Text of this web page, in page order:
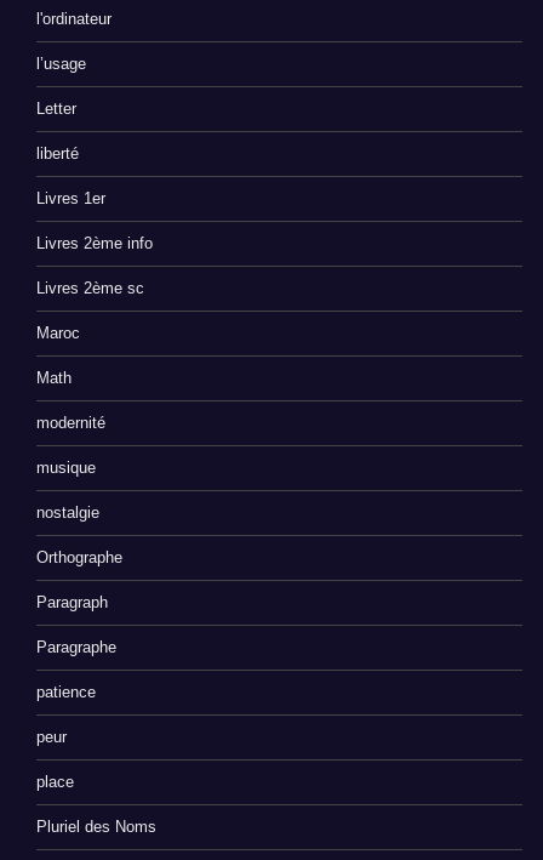
l'ordinateur
l’usage
Letter
liberté
Livres 1er
Livres 2ème info
Livres 2ème sc
Maroc
Math
modernité
musique
nostalgie
Orthographe
Paragraph
Paragraphe
patience
peur
place
Pluriel des Noms